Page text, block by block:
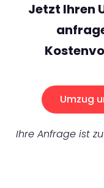
Jetzt Ihren
Umzug
Ihre Anfrage ist